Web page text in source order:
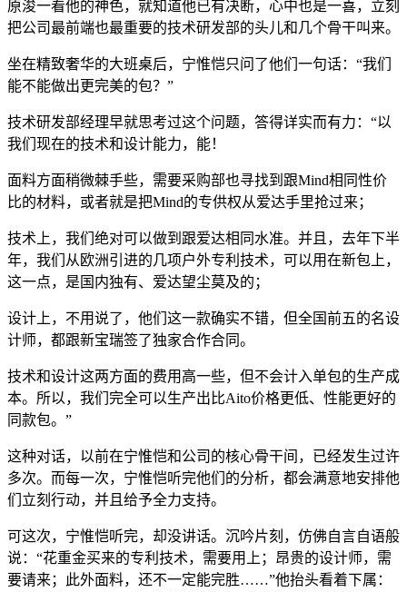
原浚一看他的神色，就知道他已有决断，心中也是一喜，立刻
把公司最前端也最重要的技术研发部的头儿和几个骨干叫来。
坐在精致奢华的大班桌后，宁惟恺只问了他们一句话：“我们
能不能做出更完美的包？”
技术研发部经理早就思考过这个问题，答得详实而有力：“以
我们现在的技术和设计能力，能！
面料方面稍微棘手些，需要采购部也寻找到跟Mind相同性价
比的材料，或者就是把Mind的专供权从爱达手里抢过来；
技术上，我们绝对可以做到跟爱达相同水准。并且，去年下半
年，我们从欧洲引进的几项户外专利技术，可以用在新包上，
这一点，是国内独有、爱达望尘莫及的；
设计上，不用说了，他们这一款确实不错，但全国前五的名设
计师，都跟新宝瑞签了独家合作合同。
技术和设计这两方面的费用高一些，但不会计入单包的生产成
本。所以，我们完全可以生产出比Aito价格更低、性能更好的
同款包。”
这种对话，以前在宁惟恺和公司的核心骨干间，已经发生过许
多次。而每一次，宁惟恺听完他们的分析，都会满意地安排他
们立刻行动，并且给予全力支持。
可这次，宁惟恺听完，却没讲话。沉吟片刻，仿佛自言自语般
说：“花重金买来的专利技术，需要用上；昂贵的设计师，需
要请来；此外面料，还不一定能完胜……”他抬头看着下属：